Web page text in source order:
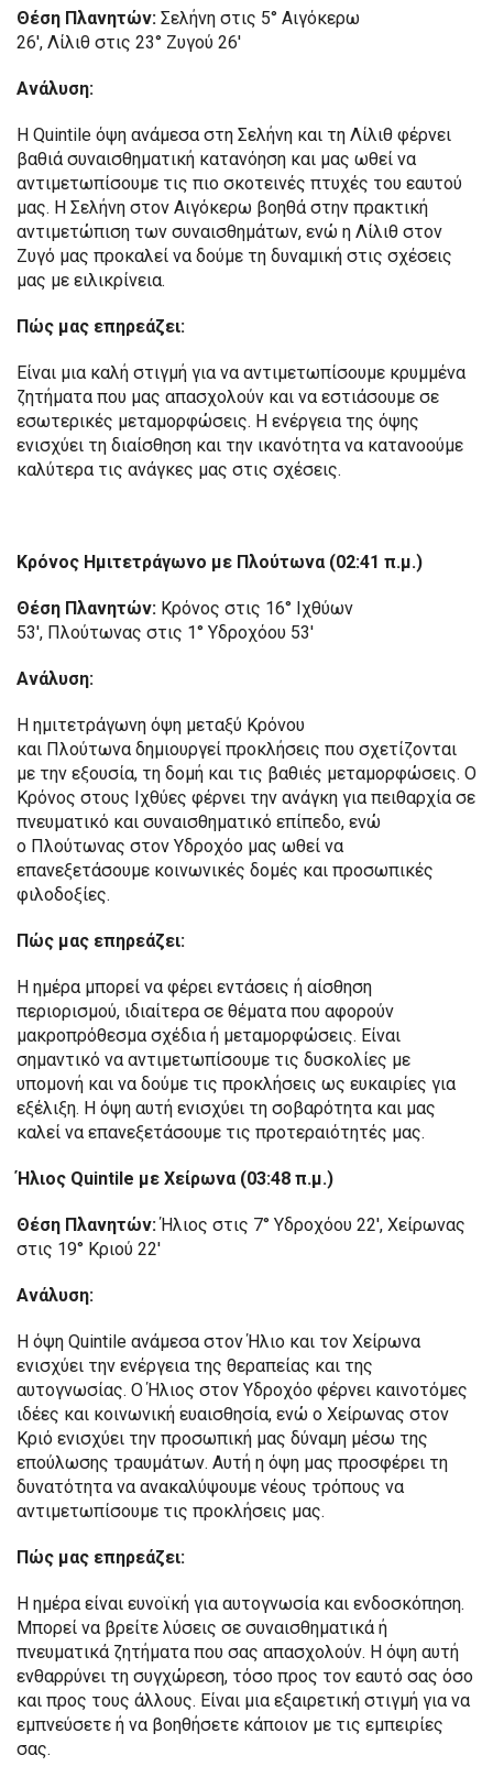
Θέση Πλανητών: Σελήνη στις 5° Αιγόκερω
26′, Λίλιθ στις 23° Ζυγού 26′
Ανάλυση:
Η Quintile όψη ανάμεσα στη Σελήνη και τη Λίλιθ φέρνει
βαθιά συναισθηματική κατανόηση και μας ωθεί να
αντιμετωπίσουμε τις πιο σκοτεινές πτυχές του εαυτού
μας. Η Σελήνη στον Αιγόκερω βοηθά στην πρακτική
αντιμετώπιση των συναισθημάτων, ενώ η Λίλιθ στον
Ζυγό μας προκαλεί να δούμε τη δυναμική στις σχέσεις
μας με ειλικρίνεια.
Πώς μας επηρεάζει:
Είναι μια καλή στιγμή για να αντιμετωπίσουμε κρυμμένα
ζητήματα που μας απασχολούν και να εστιάσουμε σε
εσωτερικές μεταμορφώσεις. Η ενέργεια της όψης
ενισχύει τη διαίσθηση και την ικανότητα να κατανοούμε
καλύτερα τις ανάγκες μας στις σχέσεις.
Κρόνος Ημιτετράγωνο με Πλούτωνα (02:41 π.μ.)
Θέση Πλανητών: Κρόνος στις 16° Ιχθύων
53′, Πλούτωνας στις 1° Υδροχόου 53′
Ανάλυση:
Η ημιτετράγωνη όψη μεταξύ Κρόνου
και Πλούτωνα δημιουργεί προκλήσεις που σχετίζονται
με την εξουσία, τη δομή και τις βαθιές μεταμορφώσεις. Ο
Κρόνος στους Ιχθύες φέρνει την ανάγκη για πειθαρχία σε
πνευματικό και συναισθηματικό επίπεδο, ενώ
ο Πλούτωνας στον Υδροχόο μας ωθεί να
επανεξετάσουμε κοινωνικές δομές και προσωπικές
φιλοδοξίες.
Πώς μας επηρεάζει:
Η ημέρα μπορεί να φέρει εντάσεις ή αίσθηση
περιορισμού, ιδιαίτερα σε θέματα που αφορούν
μακροπρόθεσμα σχέδια ή μεταμορφώσεις. Είναι
σημαντικό να αντιμετωπίσουμε τις δυσκολίες με
υπομονή και να δούμε τις προκλήσεις ως ευκαιρίες για
εξέλιξη. Η όψη αυτή ενισχύει τη σοβαρότητα και μας
καλεί να επανεξετάσουμε τις προτεραιότητές μας.
Ήλιος Quintile με Χείρωνα (03:48 π.μ.)
Θέση Πλανητών:Ήλιος στις 7° Υδροχόου 22′, Χείρωνας
στις 19° Κριού 22′
Ανάλυση:
Η όψη Quintile ανάμεσα στον Ήλιο και τον Χείρωνα
ενισχύει την ενέργεια της θεραπείας και της
αυτογνωσίας. Ο Ήλιος στον Υδροχόο φέρνει καινοτόμες
ιδέες και κοινωνική ευαισθησία, ενώ ο Χείρωνας στον
Κριό ενισχύει την προσωπική μας δύναμη μέσω της
επούλωσης τραυμάτων. Αυτή η όψη μας προσφέρει τη
δυνατότητα να ανακαλύψουμε νέους τρόπους να
αντιμετωπίσουμε τις προκλήσεις μας.
Πώς μας επηρεάζει:
Η ημέρα είναι ευνοϊκή για αυτογνωσία και ενδοσκόπηση.
Μπορεί να βρείτε λύσεις σε συναισθηματικά ή
πνευματικά ζητήματα που σας απασχολούν. Η όψη αυτή
ενθαρρύνει τη συγχώρεση, τόσο προς τον εαυτό σας όσο
και προς τους άλλους. Είναι μια εξαιρετική στιγμή για να
εμπνεύσετε ή να βοηθήσετε κάποιον με τις εμπειρίες
σας.